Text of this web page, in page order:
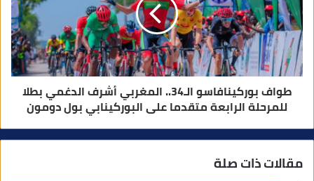
طواف بوركينافاسو الـ34.. المغربي أشرف الدغمي بطلا
للمرحلة الرابعة متقدما على البوركينابي بول دومون
مقالات ذات صلة